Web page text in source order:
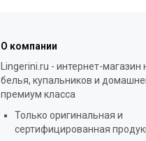
О компании
Lingerini.ru - интернет-магазин
белья, купальников и
премиум класса
Только оригинальная и
сертифицированная